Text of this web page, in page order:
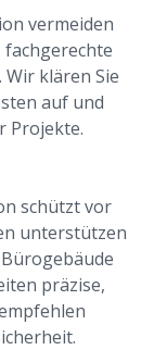
vermeiden
klären Sie
auf und
Projekte.
schützt vor
unterstützen
präzise,